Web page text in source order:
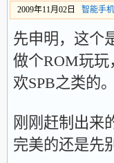
2009年11月02日 智能手机
先申明，这个
做个ROM玩
欢SPB之类的。
刚刚赶制出来
完美的还是先